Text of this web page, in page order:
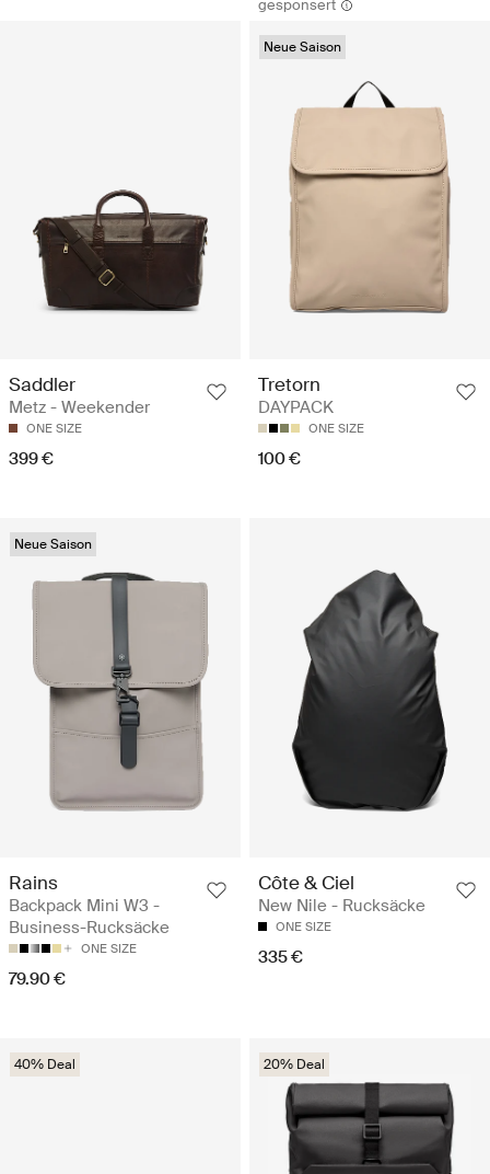
Saddler
Metz - Weekender
ONE SIZE
399 €
gesponsert
Neue Saison
Tretorn
DAYPACK
ONE SIZE
100 €
Neue Saison
Rains
Backpack Mini W3 -
Business-Rucksäcke
ONE SIZE
79.90 €
Côte & Ciel
New Nile - Rucksäcke
ONE SIZE
335 €
40% Deal 20% Deal